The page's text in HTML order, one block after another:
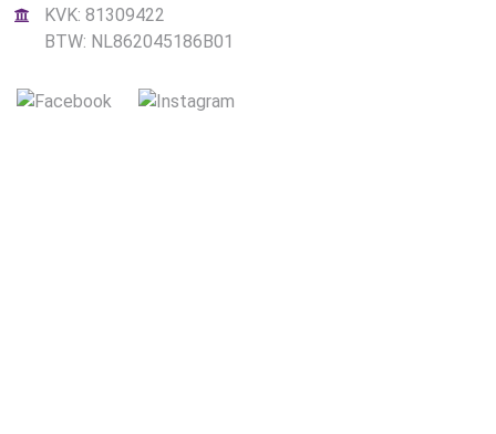
KVK: 81309422
BTW: NL862045186B01